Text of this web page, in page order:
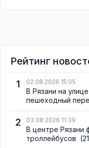
Рейтинг
1
02.08.2026 15:05
В Рязани на
пешеходный
2 03.08.2026 11:39
В центре Рязани
троллейбусов